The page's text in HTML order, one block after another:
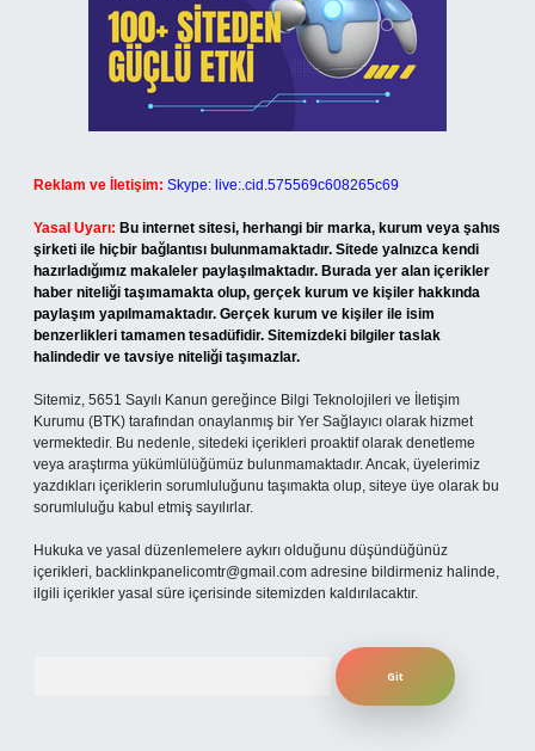
Reklam ve İletişim: Skype: live:.cid.575569c608265c69
Yasal Uyarı: Bu internet sitesi, herhangi bir marka, kurum veya şahıs
şirketi ile hiçbir bağlantısı bulunmamaktadır. Sitede yalnızca kendi
hazırladığımız makaleler paylaşılmaktadır. Burada yer alan içerikler
haber niteliği taşımamakta olup, gerçek kurum ve kişiler hakkında
paylaşım yapılmamaktadır. Gerçek kurum ve kişiler ile isim
benzerlikleri tamamen tesadüfidir. Sitemizdeki bilgiler taslak
halindedir ve tavsiye niteliği taşımazlar.
Sitemiz, 5651 Sayılı Kanun gereğince Bilgi Teknolojileri ve İletişim
Kurumu (BTK) tarafından onaylanmış bir Yer Sağlayıcı olarak hizmet
vermektedir. Bu nedenle, sitedeki içerikleri proaktif olarak denetleme
veya araştırma yükümlülüğümüz bulunmamaktadır. Ancak, üyelerimiz
yazdıkları içeriklerin sorumluluğunu taşımakta olup, siteye üye olarak bu
sorumluluğu kabul etmiş sayılırlar.
Hukuka ve yasal düzenlemelere aykırı olduğunu düşündüğünüz
içerikleri, backlinkpanelicomtr@gmail.com adresine bildirmeniz halinde,
ilgili içerikler yasal süre içerisinde sitemizden kaldırılacaktır.